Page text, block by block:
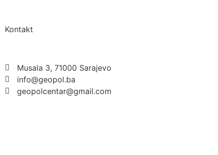
Kontakt
Musala 3, 71000 Sarajevo
info@geopol.ba
geopolcentar@gmail.com